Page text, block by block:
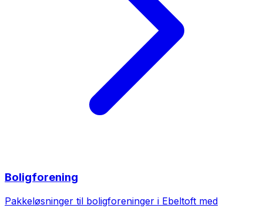
Boligforening
Pakkeløsninger til boligforeninger i Ebeltoft med